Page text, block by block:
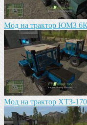
Мод на трактор ЮМЗ
Mод на трактор ХТЗ-